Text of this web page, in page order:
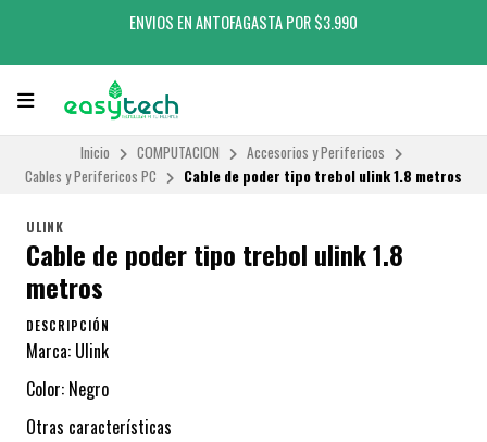
ENVIOS EN ANTOFAGASTA POR $3.990
Inicio COMPUTACION
Accesorios y Perifericos
Cables y Perifericos PC
Cable de poder tipo trebol ulink 1.8 metros
ULINK
Cable de poder tipo trebol ulink 1.8
metros
DESCRIPCIÓN
Marca: Ulink
Color: Negro
Otras características